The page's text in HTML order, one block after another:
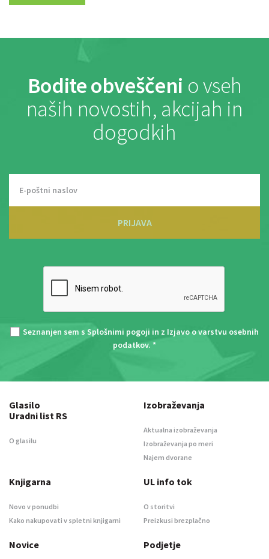
Bodite obveščeni o vseh
naših novostih, akcijah in
dogodkih
PRIJAVA
Seznanjen sem s Splošnimi pogoji in z Izjavo o varstvu osebnih
podatkov. *
Glasilo
Uradni list RS
O glasilu
Izobraževanja
Aktualna izobraževanja
Izobraževanja po meri
Najem dvorane
Knjigarna
Novo v ponudbi
Kako nakupovati v spletni knjigarni
UL info tok
O storitvi
Preizkusi brezplačno
Novice Podjetje